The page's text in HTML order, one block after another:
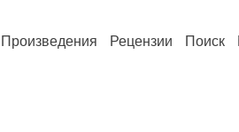
Произведения Рецензии Поиск